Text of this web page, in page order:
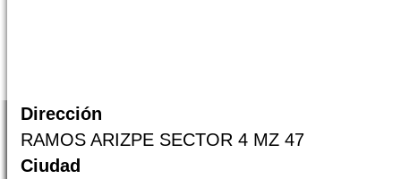
Dirección
RAMOS ARIZPE SECTOR 4 MZ 47
Ciudad